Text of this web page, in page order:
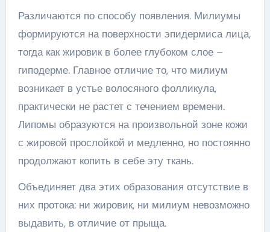
Различаются по способу появления. Милиумы
формируются на поверхности эпидермиса лица,
тогда как жировик в более глубоком слое –
гиподерме. Главное отличие то, что милиум
возникает в устье волосяного фолликула,
практически не растет с течением времени.
Липомы образуются на произвольной зоне кожи
с жировой прослойкой и медленно, но постоянно
продолжают копить в себе эту ткань.
Объединяет два этих образования отсутствие в
них протока: ни жировик, ни милиум невозможно
выдавить, в отличие от прыща.